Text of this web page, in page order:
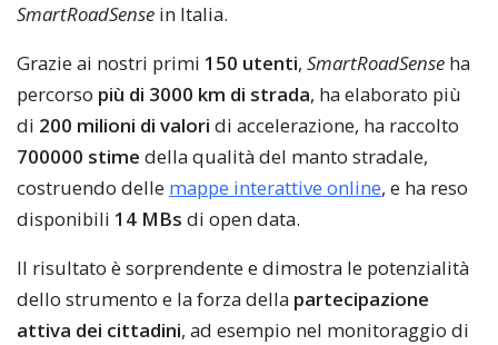
SmartRoadSense in Italia.
Grazie ai nostri primi 150 utenti, SmartRoadSense ha
percorso più di 3000 km di strada, ha elaborato più
di 200 milioni di valori di accelerazione, ha raccolto
700000 stime della qualità del manto stradale,
costruendo delle mappe interattive online, e ha reso
disponibili 14 MBs di open data.
Il risultato è sorprendente e dimostra le potenzialità
dello strumento e la forza della partecipazione
attiva dei cittadini, ad esempio nel monitoraggio di